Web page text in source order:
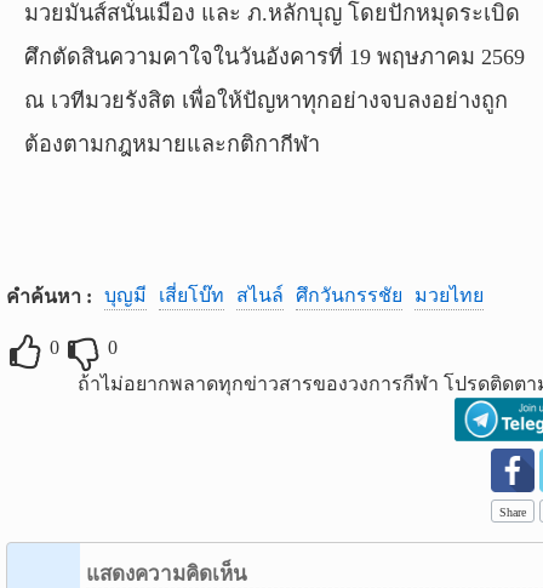
มวยมันส์สนั่นเมือง และ ภ.หลักบุญ โดยปักหมุดระเบิด
ศึกตัดสินความคาใจในวันอังคารที่ 19 พฤษภาคม 2569
ณ เวทีมวยรังสิต เพื่อให้ปัญหาทุกอย่างจบลงอย่างถูก
ต้องตามกฎหมายและกติกากีฬา
คำค้นหา : บุญมี เสี่ยโบ๊ท สไนล์ ศึกวันกรรชัย มวยไทย
0
0
ถ้าไม่อยากพลาดทุกข่าวสารของวงการกีฬา โปรดติดตา
Share
แสดงความคิดเห็น